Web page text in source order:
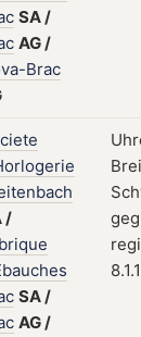
SA/
AG/
Brac
/
SA/
AG/